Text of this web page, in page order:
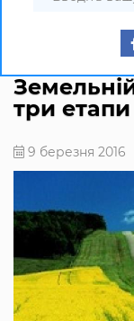
три
9 березня 2016